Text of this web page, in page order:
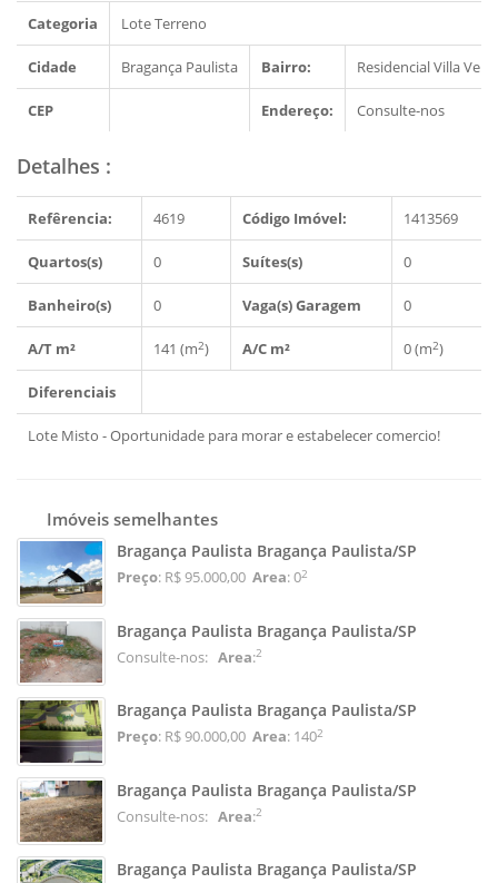
Categoria Lote Terreno
Cidade Bragança Paulista Bairro: Residencial Villa
CEP Endereço: Consulte-nos
Detalhes :
Refêrencia: 4619 Código Imóvel: 1413569
Quartos(s) 0 Suítes(s) 0
Banheiro(s) 0 Vaga(s) Garagem 0
A/T m² 141 (m2) A/C m² 0 (m2)
Diferenciais
Lote Misto - Oportunidade para morar e estabelecer comercio!
Imóveis semelhantes
Bragança Paulista Bragança Paulista/SP
Preço: R$ 95.000,00 Area: 02
Bragança Paulista Bragança Paulista/SP
Consulte-nos: Area:2
Bragança Paulista Bragança Paulista/SP
Preço: R$ 90.000,00 Area: 1402
Bragança Paulista Bragança Paulista/SP
Consulte-nos: Area:2
Bragança Paulista Bragança Paulista/SP